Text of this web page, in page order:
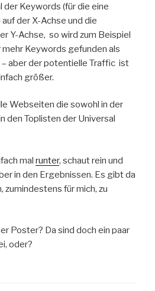
der Keywords (für die eine
der X-Achse und die
Y-Achse, so wird zum Beispiel
Keywords gefunden als
aber der potentielle Traffic ist
größer.
Webseiten die sowohl in der
den Toplisten der Universal
mal runter, schaut rein und
in den Ergebnissen. Es gibt da
zumindestens für mich, zu
Poster? Da sind doch ein paar
oder?